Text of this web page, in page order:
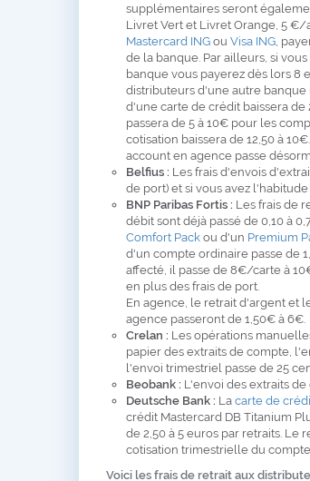
supplémentaires seront
Livret Vert et Livret Orange, 5 €/
Mastercard ING ou Visa ING ,
de la banque. Par ailleurs, si
banque vous payerez dès lors 8
distributeurs d'une autre banque
d'une carte de crédit baissera
passera de 5 à 10€ pour les
cotisation baissera de 12,50 à
account en agence passe
Belfius : Les frais d'envois
de port) et si vous avez
BNP Paribas Fortis : Les frais de
débit sont déjà passé de 0,10 à
Comfort Pack ou d'un Premium
d'un compte ordinaire passe de
affecté, il passe de 8€/carte à
en plus des frais de port.
En agence, le retrait d'argent et
agence passeront de 1,50€ à 6€.
Crelan : Les opérations
papier des extraits de compte,
l'envoi trimestriel passe de 25
Beobank : L'envoi des extraits
Deutsche Bank : La carte de
crédit Mastercard DB Titanium
de 2,50 à 5 euros par retraits.
cotisation trimestrielle du compte
Voici les frais de retrait aux